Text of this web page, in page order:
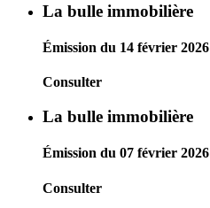
La bulle immobilière
Émission du 14 février 2026
Consulter
La bulle immobilière
Émission du 07 février 2026
Consulter